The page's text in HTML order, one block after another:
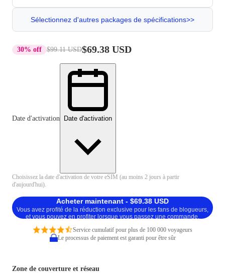
Sélectionnez d'autres packages de spécifications>>
30% off $99.11 USD$69.38 USD
Date d'activation Date d'activation
Choisissez la date d'activation de votre eSIM (au moins 2 jours à partir
d'aujourd'hui).
Acheter maintenant - $69.38 USD
Vous avez profité de la réduction exclusive pour les fans de blogueurs,
et vous pouvez en profiter lorsque vous passez une commande.
Service cumulatif pour plus de 100 000 voyageurs
Le processus de paiement est garanti pour être sûr
Zone de couverture et réseau